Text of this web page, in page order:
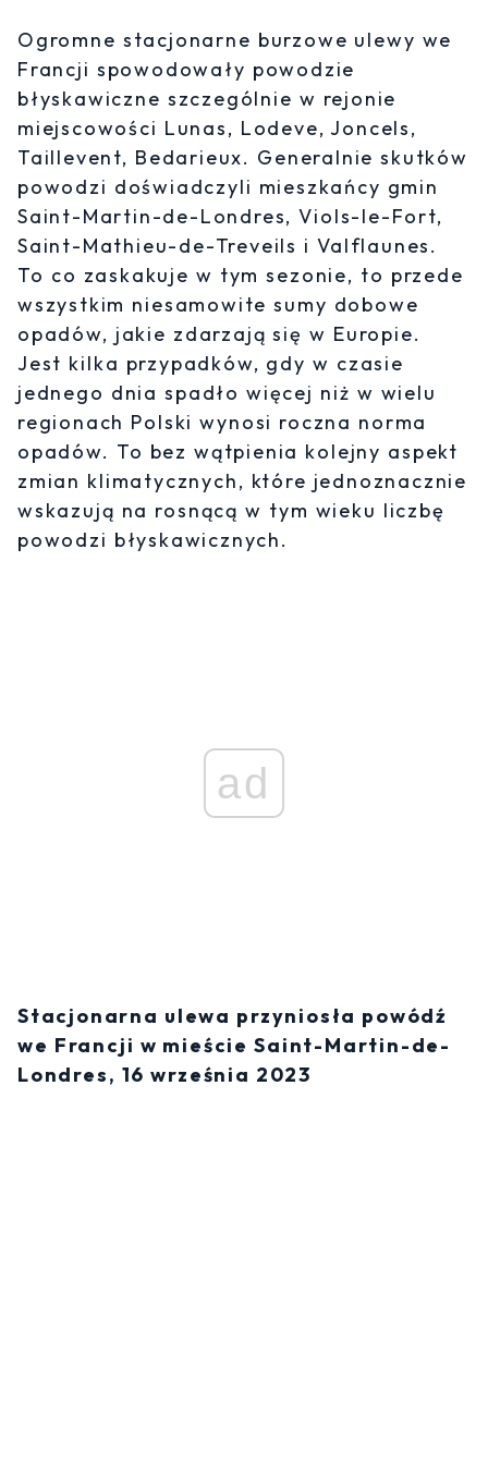
Ogromne stacjonarne burzowe ulewy we
Francji spowodowały powodzie
błyskawiczne szczególnie w rejonie
miejscowości Lunas, Lodeve, Joncels,
Taillevent, Bedarieux. Generalnie skutków
powodzi doświadczyli mieszkańcy gmin
Saint-Martin-de-Londres, Viols-le-Fort,
Saint-Mathieu-de-Treveils i Valflaunes.
To co zaskakuje w tym sezonie, to przede
wszystkim niesamowite sumy dobowe
opadów, jakie zdarzają się w Europie.
Jest kilka przypadków, gdy w czasie
jednego dnia spadło więcej niż w wielu
regionach Polski wynosi roczna norma
opadów. To bez wątpienia kolejny aspekt
zmian klimatycznych, które jednoznacznie
wskazują na rosnącą w tym wieku liczbę
powodzi błyskawicznych.
ad
Stacjonarna ulewa przyniosła powódź
we Francji w mieście Saint-Martin-de-
Londres, 16 września 2023